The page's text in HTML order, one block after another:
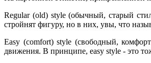
Regular (old) style (обычный, старый
стройнят фигуру, но в них, увы, что
Easy (comfort) style (свободный,
движения. В принципе, easy style - это